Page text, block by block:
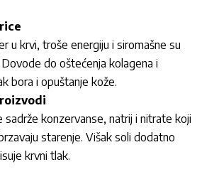
u krvi, troše energiju i siromašne su
do oštećenja kolagena i
bora i opuštanje kože.
sadrže konzervanse, natrij i nitrate koji
starenje. Višak soli dodatno
krvni tlak.